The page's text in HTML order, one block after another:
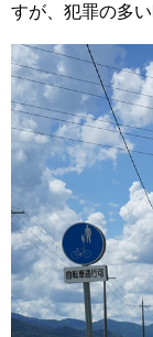
すが、犯罪の多